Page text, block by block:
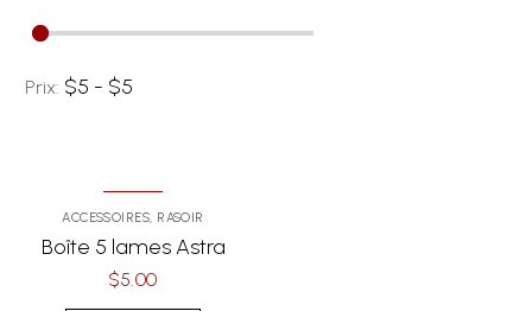
Prix: $5 - $5
ACCESSOIRES, RASOIR
Boîte 5 lames Astra
$5.00